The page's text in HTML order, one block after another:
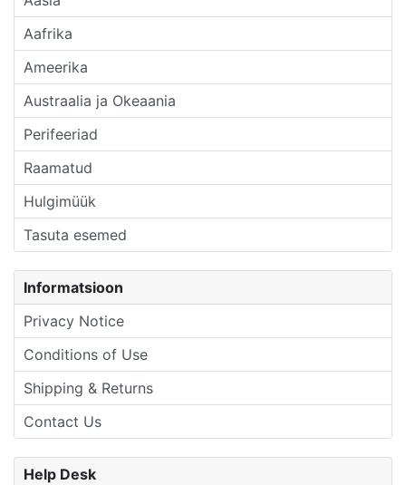
Aafrika
Ameerika
Austraalia ja Okeaania
Perifeeriad
Raamatud
Hulgimüük
Tasuta esemed
Informatsioon
Privacy Notice
Conditions of Use
Shipping & Returns
Contact Us
Help Desk